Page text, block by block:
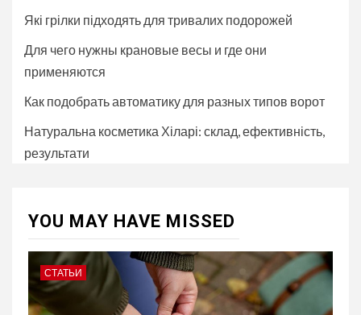
Які грілки підходять для тривалих подорожей
Для чего нужны крановые весы и где они
применяются
Как подобрать автоматику для разных типов ворот
Натуральна косметика Хіларі: склад, ефективність,
результати
YOU MAY HAVE MISSED
СТАТЬИ